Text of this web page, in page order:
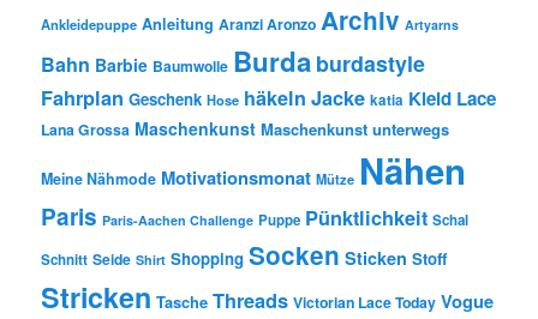
Ankleidepuppe Anleitung Aranzi Aronzo Archiv Artyarns
Bahn Barbie Baumwolle Burda burdastyle
Fahrplan Geschenk Hose häkeln Jacke katia Kleid Lace
Lana Grossa Maschenkunst Maschenkunst unterwegs
Meine Nähmode Motivationsmonat Mütze Nähen
Paris Paris-Aachen Challenge Puppe Pünktlichkeit Schal
Schnitt Seide Shirt Shopping Socken Sticken Stoff
Stricken Tasche Threads Victorian Lace Today Vogue